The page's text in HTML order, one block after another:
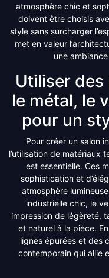
atmosphère chic et
doivent être choisis
style sans surcharger
met en valeur
une
Utiliser
le métal, le
pour un
Pour créer un salon
l’utilisation de matériaux
est essentielle. Ces
sophistication et
atmosphère
industrielle chic, le
impression de légèreté,
et naturel à la pièce.
lignes épurées et des
contemporain qui allie